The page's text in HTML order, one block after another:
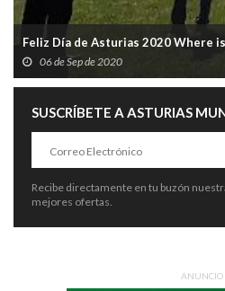
Feliz Día de Asturias 2020 Where
06 de Sep de 2020
SUSCRÍBETE A ASTURIAS
Recibe directamente en tu buzón
mejores ofertas.
ANUNCIO